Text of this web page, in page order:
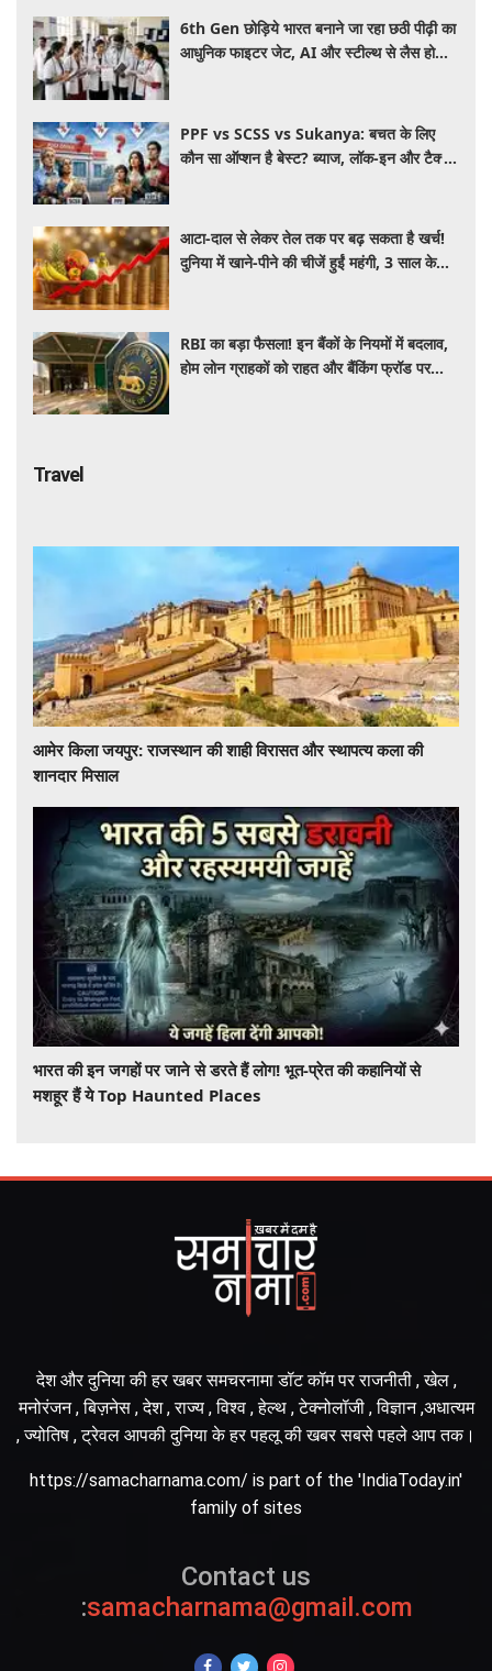
6th Gen छोड़िये भारत बनाने जा रहा छठी पीढ़ी का
आधुनिक फाइटर जेट, AI और स्टील्थ से लैस होगा
PPF vs SCSS vs Sukanya: बचत के लिए
कौन सा ऑप्शन है बेस्ट? ब्याज, लॉक-इन और टैक्स
आटा-दाल से लेकर तेल तक पर बढ़ सकता है खर्च!
दुनिया में खाने-पीने की चीजें हुईं महंगी, 3 साल के
RBI का बड़ा फैसला! इन बैंकों के नियमों में बदलाव,
होम लोन ग्राहकों को राहत और बैंकिंग फ्रॉड पर
Travel
आमेर किला जयपुर: राजस्थान की शाही विरासत और स्थापत्य कला की
शानदार मिसाल
भारत की इन जगहों पर जाने से डरते हैं लोग! भूत-प्रेत की कहानियों से
मशहूर हैं ये Top Haunted Places
देश और दुनिया की हर खबर समचरनामा डॉट कॉम पर राजनीती , खेल ,
मनोरंजन , बिज़नेस , देश , राज्य , विश्व , हेल्थ , टेक्नोलॉजी , विज्ञान ,अधात्यम
, ज्योतिष , ट्रेवल आपकी दुनिया के हर पहलू की खबर सबसे पहले आप तक।
https://samacharnama.com/ is part of the 'IndiaToday.in'
family of sites
Contact us
:samacharnama@gmail.com